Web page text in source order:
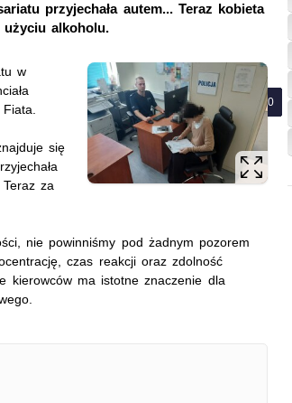
przyjechała autem... Teraz kobieta
alkoholu.
w
się
za
nie powinniśmy pod żadnym pozorem
czas reakcji oraz zdolność
kierowców ma istotne znaczenie dla